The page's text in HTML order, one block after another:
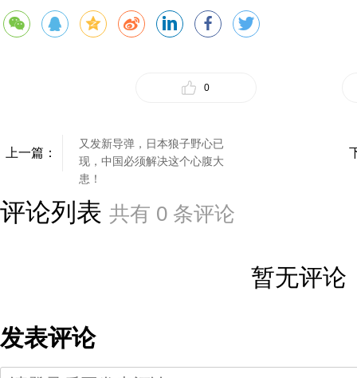
0
上一篇：
又发新导弹，日本狼子野心已
现，中国必须解决这个心腹大
患！
评论列表 共有 0 条评论
暂无评论
发表评论